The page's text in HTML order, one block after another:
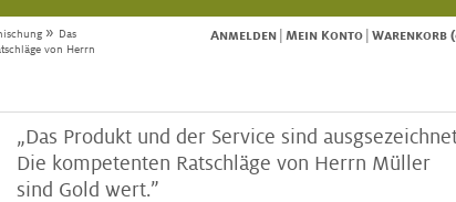
» Das
von Herrn
Warenkorb
Mein Konto
Anmelden
„Das Produkt und der Service sind
Die kompetenten Ratschläge von Herrn Müller
sind Gold wert.”